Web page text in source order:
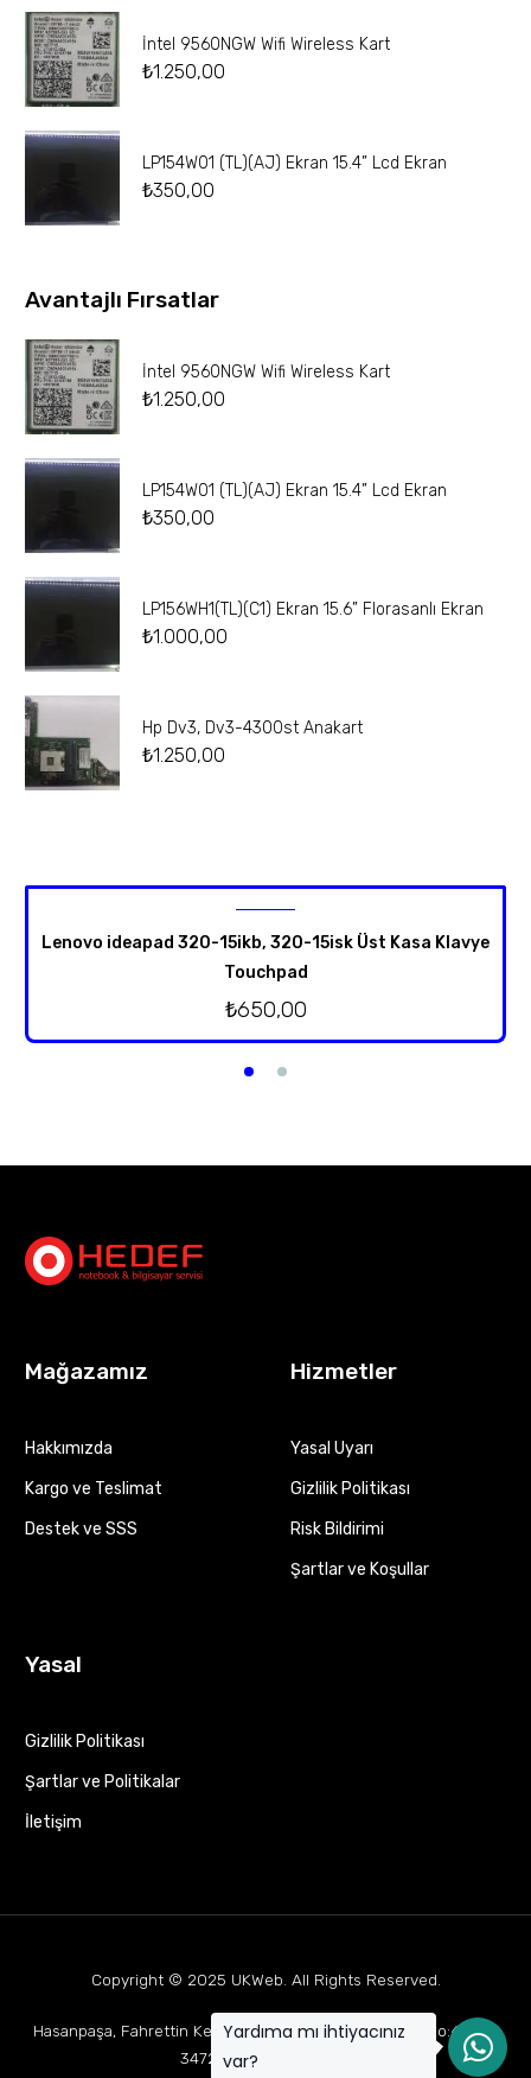
İntel 9560NGW Wifi Wireless Kart
₺1.250,00
LP154W01 (TL)(AJ) Ekran 15.4” Lcd Ekran
₺350,00
Avantajlı Fırsatlar
İntel 9560NGW Wifi Wireless Kart
₺1.250,00
LP154W01 (TL)(AJ) Ekran 15.4” Lcd Ekran
₺350,00
LP156WH1(TL)(C1) Ekran 15.6” Florasanlı Ekran
₺1.000,00
Hp Dv3, Dv3-4300st Anakart
₺1.250,00
Lenovo ideapad 320-15ikb, 320-15isk Üst Kasa Klavye
Touchpad
₺650,00
Mağazamız
Hakkımızda
Kargo ve Teslimat
Destek ve SSS
Hizmetler
Yasal Uyarı
Gizlilik Politikası
Risk Bildirimi
Şartlar ve Koşullar
Yasal
Gizlilik Politikası
Şartlar ve Politikalar
İletişim
Copyright © 2025 UKWeb . All Rights Reserved.
Hasanpaşa, Fahrettin Kerim Gökay Cd Mukaddes Apt No:63 D:1,
34722 Kadıköy/İstanbul
Yardıma mı ihtiyacınız
var?